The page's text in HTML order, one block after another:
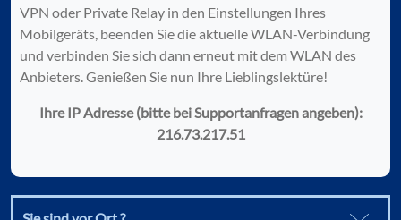
VPN oder Private Relay in den Einstellungen Ihres
Mobilgeräts, beenden Sie die aktuelle WLAN-Verbindung
und verbinden Sie sich dann erneut mit dem WLAN des
Anbieters. Genießen Sie nun Ihre Lieblingslektüre!
Ihre IP Adresse (bitte bei Supportanfragen angeben):
216.73.217.51